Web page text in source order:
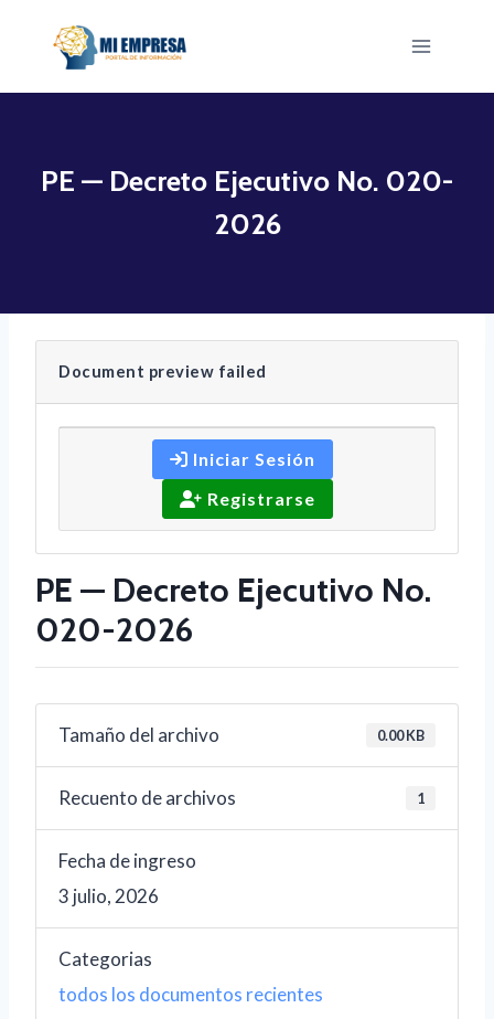
PE — Decreto Ejecutivo No. 020-
2026
Document preview failed
Iniciar Sesión
Registrarse
PE — Decreto Ejecutivo No.
020-2026
Tamaño del archivo 0.00 KB
Recuento de archivos 1
Fecha de ingreso
3 julio, 2026
Categorias
todos los documentos recientes